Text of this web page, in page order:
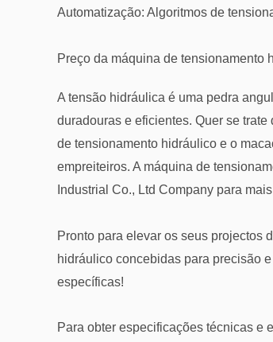
Automatização: Algoritmos de
Preço da máquina de tensionamento
A tensão hidráulica é uma pedra
duradouras e eficientes. Quer se
de tensionamento hidráulico e o
empreiteiros. A máquina de
Industrial Co., Ltd Company para
Pronto para elevar os seus projectos
hidráulico concebidas para precisão
específicas!
Para obter especificações técnicas e